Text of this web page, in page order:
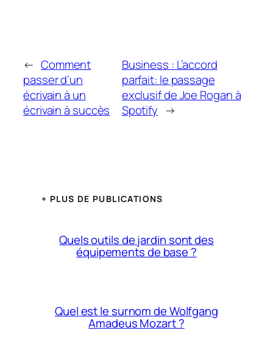
← Comment
passer d’un
écrivain à un
écrivain à succès
Business : L’accord
parfait: le passage
exclusif de Joe Rogan à
Spotify →
+ PLUS DE PUBLICATIONS
Quels outils de jardin sont des
équipements de base ?
Quel est le surnom de Wolfgang
Amadeus Mozart ?